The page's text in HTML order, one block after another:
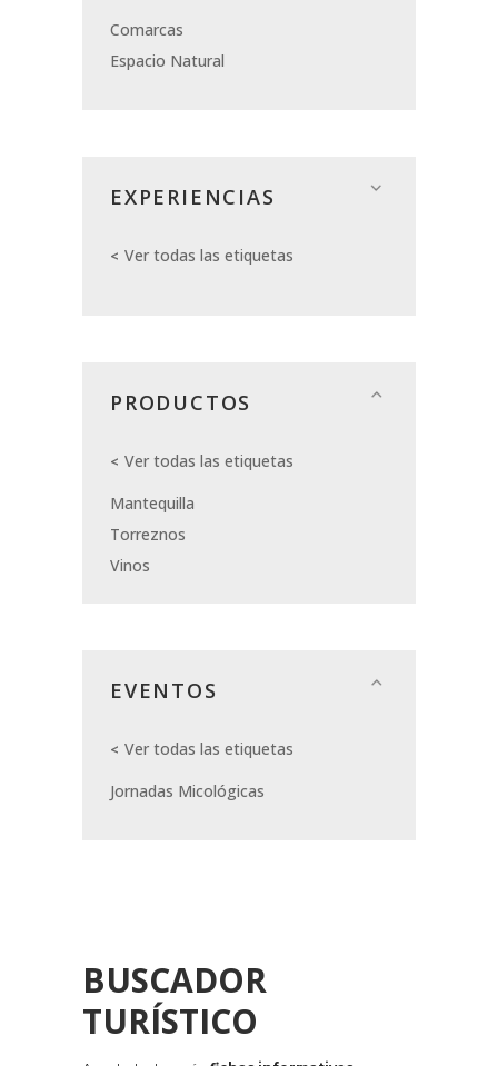
Comarcas
Espacio Natural
EXPERIENCIAS
Ver todas las etiquetas
PRODUCTOS
Ver todas las etiquetas
Mantequilla
Torreznos
Vinos
EVENTOS
Ver todas las etiquetas
Jornadas Micológicas
BUSCADOR
TURÍSTICO